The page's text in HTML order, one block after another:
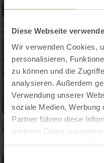
Diese Webseite
Wir verwenden Cookies,
personalisieren,
zu können und die
analysieren. Außerdem
Verwendung unserer
soziale Medien, Werbung
Partner führen diese
weiteren Daten
Einwilligungsauswahl